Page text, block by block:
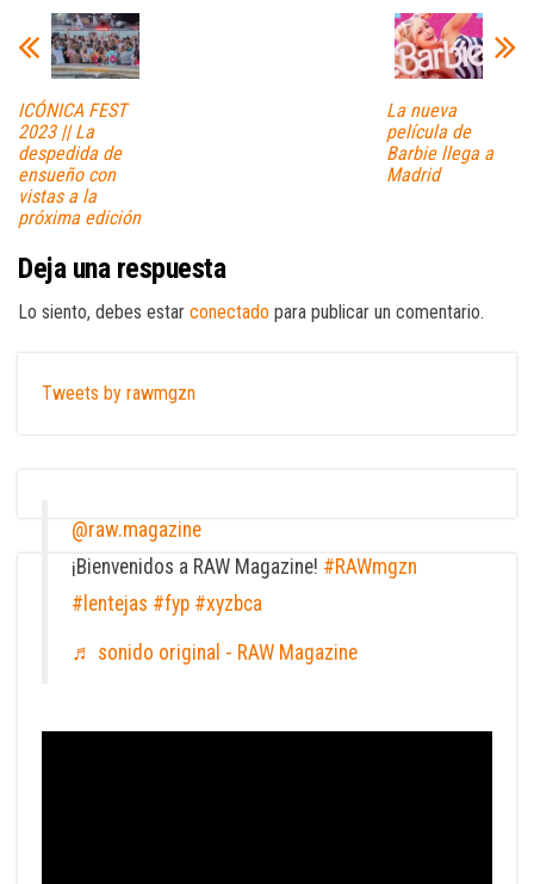
ICÓNICA FEST
2023 || La
despedida de
ensueño con
vistas a la
próxima edición
La nueva
película de
Barbie llega a
Madrid
Deja una respuesta
Lo siento, debes estar conectado para publicar un comentario.
Tweets by rawmgzn
@raw.magazine
¡Bienvenidos a RAW Magazine! #RAWmgzn
#lentejas #fyp #xyzbca
♬ sonido original - RAW Magazine